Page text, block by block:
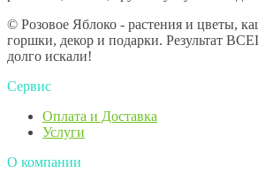
© Розовое Яблоко - растения и цветы,
горшки, декор и подарки. Результат
долго искали!
Сервис
Оплата и Доставка
Услуги
О компании